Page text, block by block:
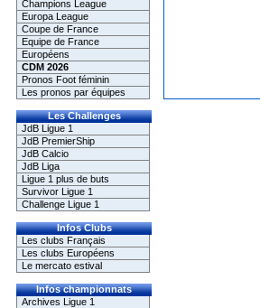
Champions League
Europa League
Coupe de France
Equipe de France
Européens
CDM 2026
Pronos Foot féminin
Les pronos par équipes
Les Challenges
JdB Ligue 1
JdB PremierShip
JdB Calcio
JdB Liga
Ligue 1 plus de buts
Survivor Ligue 1
Challenge Ligue 1
Infos Clubs
Les clubs Français
Les clubs Européens
Le mercato estival
Infos championnats
Archives Ligue 1